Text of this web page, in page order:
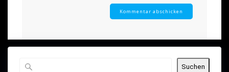
Suchen